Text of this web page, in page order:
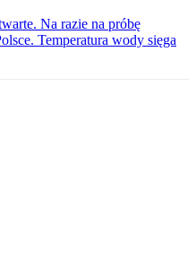
Na razie na próbę
Temperatura wody sięga